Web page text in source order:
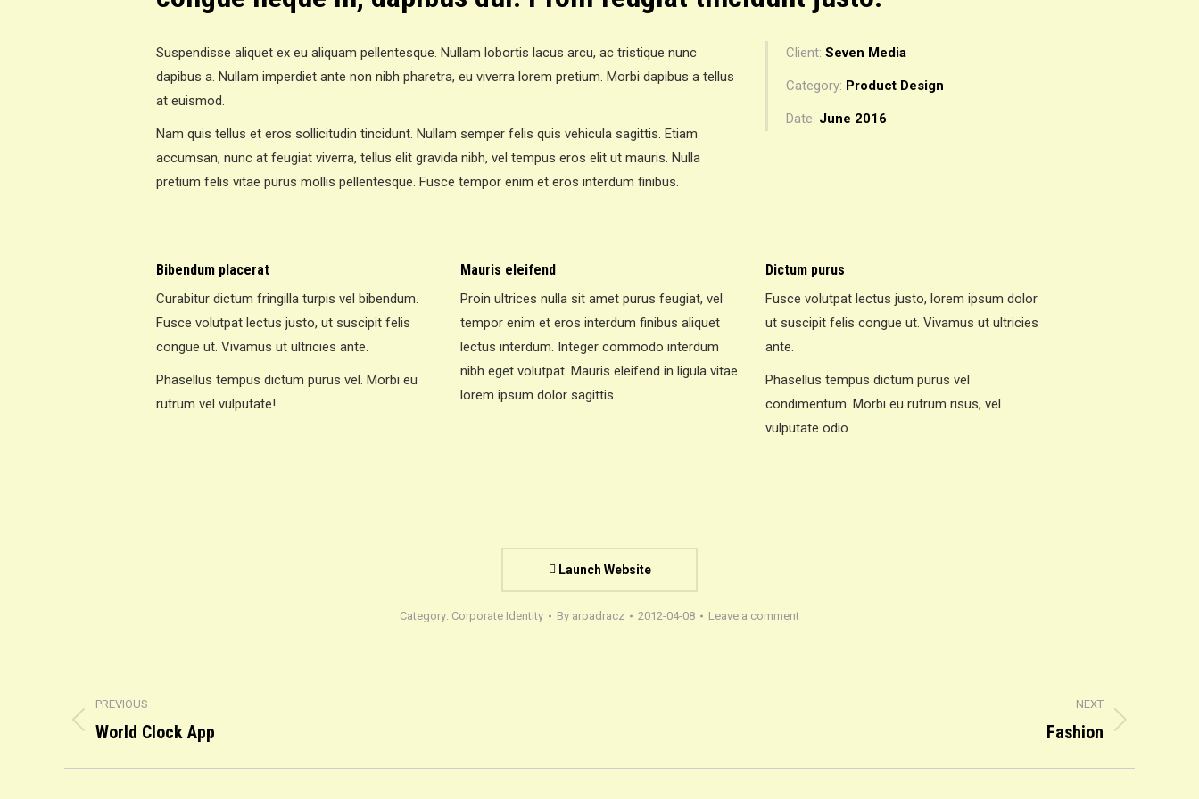
Suspendisse aliquet ex eu aliquam pellentesque. Nullam lobortis lacus arcu, ac tristique nunc
dapibus a. Nullam imperdiet ante non nibh pharetra, eu viverra lorem pretium. Morbi dapibus a tellus
at euismod.
Nam quis tellus et eros sollicitudin tincidunt. Nullam semper felis quis vehicula sagittis. Etiam
accumsan, nunc at feugiat viverra, tellus elit gravida nibh, vel tempus eros elit ut mauris. Nulla
pretium felis vitae purus mollis pellentesque. Fusce tempor enim et eros interdum finibus.
Client: Seven Media
Category: Product Design
Date: June 2016
Bibendum placerat
Curabitur dictum fringilla turpis vel bibendum.
Fusce volutpat lectus justo, ut suscipit felis
congue ut. Vivamus ut ultricies ante.
Phasellus tempus dictum purus vel. Morbi eu
rutrum vel vulputate!
Mauris eleifend
Proin ultrices nulla sit amet purus feugiat, vel
tempor enim et eros interdum finibus aliquet
lectus interdum. Integer commodo interdum
nibh eget volutpat. Mauris eleifend in ligula vitae
lorem ipsum dolor sagittis.
Dictum purus
Fusce volutpat lectus justo, lorem ipsum dolor
ut suscipit felis congue ut. Vivamus ut ultricies
ante.
Phasellus tempus dictum purus vel
condimentum. Morbi eu rutrum risus, vel
vulputate odio.
Launch Website
Category: Corporate Identity By arpadracz 2012-04-08 Leave a comment
navigation
PREVIOUS
Previous
World Clock App
NEXT
Fashion